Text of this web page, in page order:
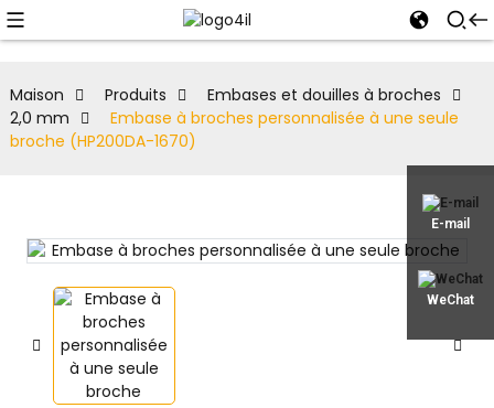
E-mail
WeChat
Maison Produits
Embases et douilles à broches
2,0 mm
Embase à broches personnalisée à une seule
broche (HP200DA-1670)